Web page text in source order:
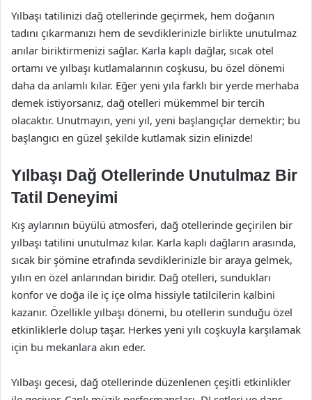
Yılbaşı tatilinizi dağ otellerinde geçirmek, hem doğanın
tadını çıkarmanızı hem de sevdiklerinizle birlikte unutulmaz
anılar biriktirmenizi sağlar. Karla kaplı dağlar, sıcak otel
ortamı ve yılbaşı kutlamalarının coşkusu, bu özel dönemi
daha da anlamlı kılar. Eğer yeni yıla farklı bir yerde merhaba
demek istiyorsanız, dağ otelleri mükemmel bir tercih
olacaktır. Unutmayın, yeni yıl, yeni başlangıçlar demektir; bu
başlangıcı en güzel şekilde kutlamak sizin elinizde!
Yılbaşı Dağ Otellerinde Unutulmaz Bir
Tatil Deneyimi
Kış aylarının büyülü atmosferi, dağ otellerinde geçirilen bir
yılbaşı tatilini unutulmaz kılar. Karla kaplı dağların arasında,
sıcak bir şömine etrafında sevdiklerinizle bir araya gelmek,
yılın en özel anlarından biridir. Dağ otelleri, sundukları
konfor ve doğa ile iç içe olma hissiyle tatilcilerin kalbini
kazanır. Özellikle yılbaşı dönemi, bu otellerin sunduğu özel
etkinliklerle dolup taşar. Herkes yeni yılı coşkuyla karşılamak
için bu mekanlara akın eder.
Yılbaşı gecesi, dağ otellerinde düzenlenen çeşitli etkinlikler